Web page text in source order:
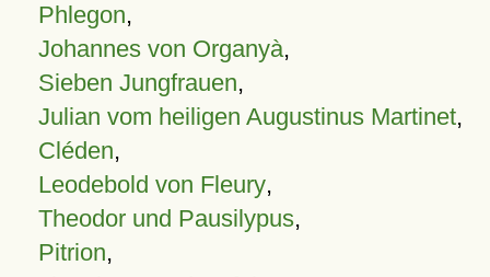
Phlegon,
Johannes von Organyà,
Sieben Jungfrauen,
Julian vom heiligen Augustinus Martinet,
Cléden,
Leodebold von Fleury,
Theodor und Pausilypus,
Pitrion,